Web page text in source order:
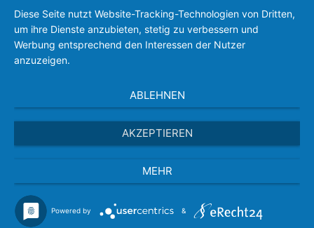
BDP – Presseausweis
Presse-PKW Schild
Zertifizierung
Diese Seite nutzt Website-Tracking-Technologien von Dritten,
um ihre Dienste anzubieten, stetig zu verbessern und
Werbung entsprechend den Interessen der Nutzer
anzuzeigen.
ABLEHNEN
AKZEPTIEREN
MEHR
Powered by &